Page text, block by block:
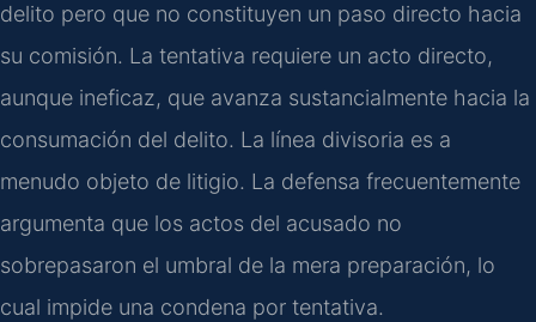
delito pero que no constituyen un paso directo hacia
su comisión. La tentativa requiere un acto directo,
aunque ineficaz, que avanza sustancialmente hacia la
consumación del delito. La línea divisoria es a
menudo objeto de litigio. La defensa frecuentemente
argumenta que los actos del acusado no
sobrepasaron el umbral de la mera preparación, lo
cual impide una condena por tentativa.